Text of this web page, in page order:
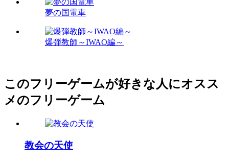
夢の国電車
爆弾教師～IWAO編～
このフリーゲームが好きな人にオスス
メのフリーゲーム
教会の天使